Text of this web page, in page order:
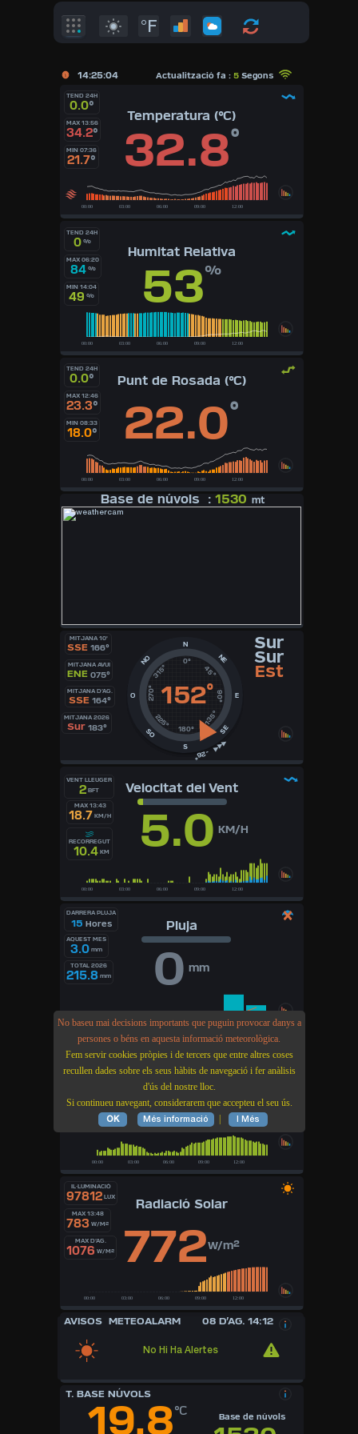
°F
14:25:04 Actualització fa : 5Segons
TEND 24H
0.0°
MAX 13:56
34.2°
MIN 07:36
21.7°
Temperatura (°C)
32.8°
TEND 24H
0%
MAX 06:20
84 %
MIN 14:04
49 %
Humitat Relativa
53%
TEND 24H
0.0°
MAX 12:46
23.3°
MIN 08:33
18.0°
Punt de Rosada (°C)
22.0°
Base de núvols : 1530 mt
MITJANA 10'
SSE 166°
MITJANA AVUI
ENE 075°
MITJANA D’AG.
SSE 164°
MITJANA 2026
Sur 183°
N
0°
45°
NE
E
90°
135°
SE
S
180°
225°
SO
O 270°
315°
NO
152°
Sur
Sur
Est
VENT LLEUGER
2 BFT
MAX 13:43
18.7 KM/H
RECORREGUT
10.4KM
Velocitat del Vent
5.0 KM/H
DARRERA PLUJA
15 Hores
AQUEST MES
3.0 mm
TOTAL 2026
215.8 mm
Pluja
0 mm
TENDÈNCIA 24H
-0.90
MIN 05:15
1016.7 hPa
Baròmetre
1017.6hPa
IL·LUMINACIÓ
97812 LUX
MAX 13:48
783 W/M²
MAX D’AG.
1076 W/M²
Radiació Solar
772W/m²
AVISOS METEOALARM 08 D’AG. 14:12
No Hi Ha Alertes
T. BASE NÚVOLS
19.8°C Base de núvols
No baseu mai decisions importants que puguin provocar danys a
persones o béns en aquesta informació meteorològica.
Fem servir cookies pròpies i de tercers que entre altres coses
recullen dades sobre els seus hàbits de navegació i fer anàlisis
d'ús del nostre lloc.
Si continueu navegant, considerarem que accepteu el seu ús.
OK Més informació I Més